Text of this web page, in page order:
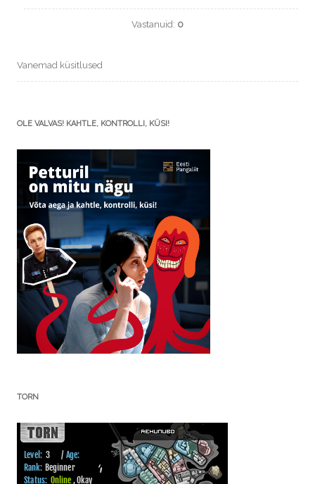
Vastanuid: 0
Vanemad küsitlused
OLE VALVAS! KAHTLE, KONTROLLI, KÜSI!
TORN